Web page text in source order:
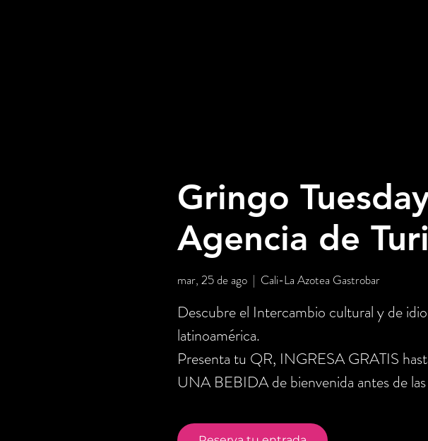
Gringo
Agencia de
mar, 25 de ago
  |
Cali-La Azotea Gastrobar
Descubre el Intercambio cultural y de
latinoamérica.
Presenta tu QR, INGRESA GRATIS
UNA BEBIDA de bienvenida antes de